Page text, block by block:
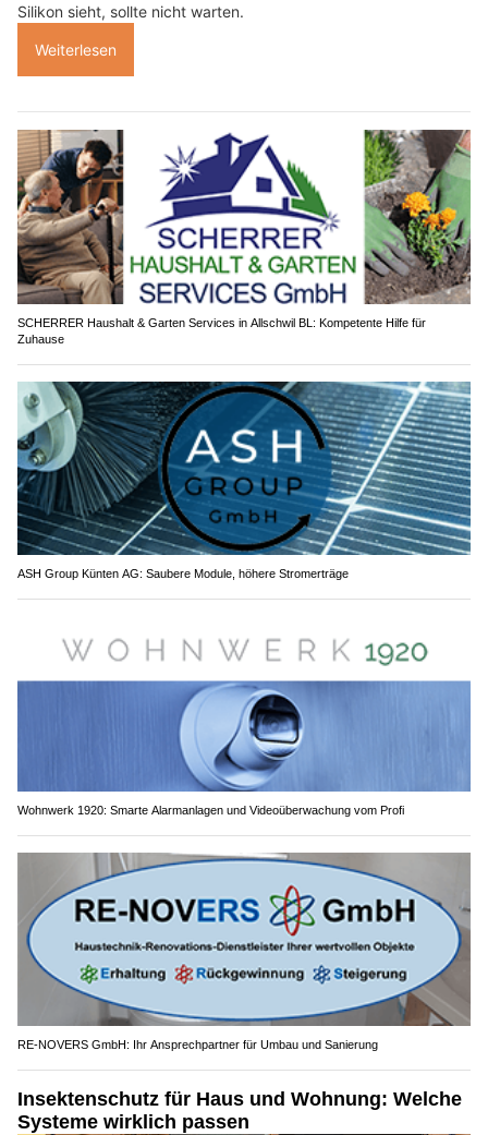
Silikon sieht, sollte nicht warten.
Weiterlesen
SCHERRER Haushalt & Garten Services in Allschwil BL: Kompetente Hilfe für
Zuhause
ASH Group Künten AG: Saubere Module, höhere Stromerträge
Wohnwerk 1920: Smarte Alarmanlagen und Videoüberwachung vom Profi
RE-NOVERS GmbH: Ihr Ansprechpartner für Umbau und Sanierung
Insektenschutz für Haus und Wohnung: Welche
Systeme wirklich passen